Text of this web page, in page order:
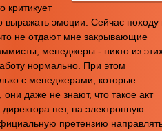
критикует
выражать эмоции. Сейчас походу
не отдают мне закрывающие
менеджеры - никто из
нормально. При этом
с менеджерами, которые
даже не знают, что такое акт
нет, на электронную
претензию